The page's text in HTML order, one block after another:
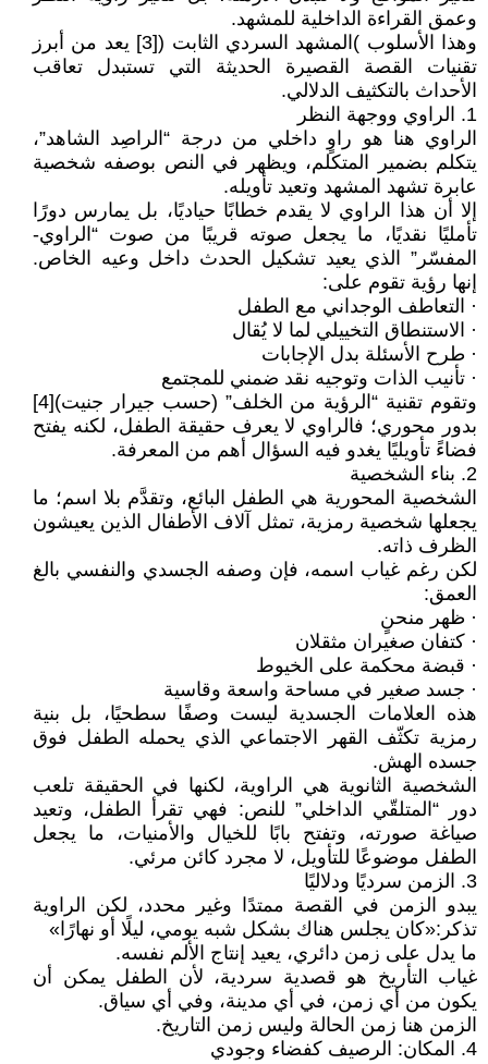
وعمق القراءة الداخلية للمشهد.
وهذا الأسلوب )المشهد السردي الثابت ([3] يعد من أبرز
تقنيات القصة القصيرة الحديثة التي تستبدل تعاقب
الأحداث بالتكثيف الدلالي.
1. الراوي ووجهة النظر
الراوي هنا هو راوٍ داخلي من درجة “الراصِد الشاهد”،
يتكلم بضمير المتكلم، ويظهر في النص بوصفه شخصية
عابرة تشهد المشهد وتعيد تأويله.
إلا أن هذا الراوي لا يقدم خطابًا حياديًا، بل يمارس دورًا
تأمليًا نقديًا، ما يجعل صوته قريبًا من صوت “الراوي-
المفسّر” الذي يعيد تشكيل الحدث داخل وعيه الخاص.
إنها رؤية تقوم على:
· التعاطف الوجداني مع الطفل
· الاستنطاق التخييلي لما لا يُقال
· طرح الأسئلة بدل الإجابات
· تأنيب الذات وتوجيه نقد ضمني للمجتمع
وتقوم تقنية “الرؤية من الخلف” (حسب جيرار جنيت)[4]
بدور محوري؛ فالراوي لا يعرف حقيقة الطفل، لكنه يفتح
فضاءً تأويليًا يغدو فيه السؤال أهم من المعرفة.
2. بناء الشخصية
الشخصية المحورية هي الطفل البائع، وتقدَّم بلا اسم؛ ما
يجعلها شخصية رمزية، تمثل آلاف الأطفال الذين يعيشون
الظرف ذاته.
لكن رغم غياب اسمه، فإن وصفه الجسدي والنفسي بالغ
العمق:
· ظهر منحنٍ
· كتفان صغيران مثقلان
· قبضة محكمة على الخيوط
· جسد صغير في مساحة واسعة وقاسية
هذه العلامات الجسدية ليست وصفًا سطحيًا، بل بنية
رمزية تكثّف القهر الاجتماعي الذي يحمله الطفل فوق
جسده الهش.
الشخصية الثانوية هي الراوية، لكنها في الحقيقة تلعب
دور “المتلقّي الداخلي” للنص: فهي تقرأ الطفل، وتعيد
صياغة صورته، وتفتح بابًا للخيال والأمنيات، ما يجعل
الطفل موضوعًا للتأويل، لا مجرد كائن مرئي.
3. الزمن سرديًا ودلاليًا
يبدو الزمن في القصة ممتدًا وغير محدد، لكن الراوية
تذكر:«كان يجلس هناك بشكل شبه يومي، ليلًا أو نهارًا»
ما يدل على زمن دائري، يعيد إنتاج الألم نفسه.
غياب التأريخ هو قصدية سردية، لأن الطفل يمكن أن
يكون من أي زمن، في أي مدينة، وفي أي سياق.
الزمن هنا زمن الحالة وليس زمن التاريخ.
4. المكان: الرصيف كفضاء وجودي